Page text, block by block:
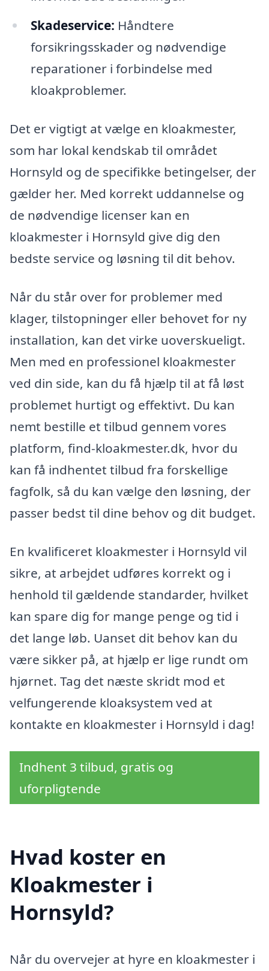
Skadeservice: Håndtere
forsikringsskader og nødvendige
reparationer i forbindelse med
kloakproblemer.
Det er vigtigt at vælge en kloakmester,
som har lokal kendskab til området
Hornsyld og de specifikke betingelser, der
gælder her. Med korrekt uddannelse og
de nødvendige licenser kan en
kloakmester i Hornsyld give dig den
bedste service og løsning til dit behov.
Når du står over for problemer med
klager, tilstopninger eller behovet for ny
installation, kan det virke uoverskueligt.
Men med en professionel kloakmester
ved din side, kan du få hjælp til at få løst
problemet hurtigt og effektivt. Du kan
nemt bestille et tilbud gennem vores
platform, find-kloakmester.dk, hvor du
kan få indhentet tilbud fra forskellige
fagfolk, så du kan vælge den løsning, der
passer bedst til dine behov og dit budget.
En kvalificeret kloakmester i Hornsyld vil
sikre, at arbejdet udføres korrekt og i
henhold til gældende standarder, hvilket
kan spare dig for mange penge og tid i
det lange løb. Uanset dit behov kan du
være sikker på, at hjælp er lige rundt om
hjørnet. Tag det næste skridt mod et
velfungerende kloaksystem ved at
kontakte en kloakmester i Hornsyld i dag!
Indhent 3 tilbud, gratis og
uforpligtende
Hvad koster en
Kloakmester i
Hornsyld?
Når du overvejer at hyre en kloakmester i